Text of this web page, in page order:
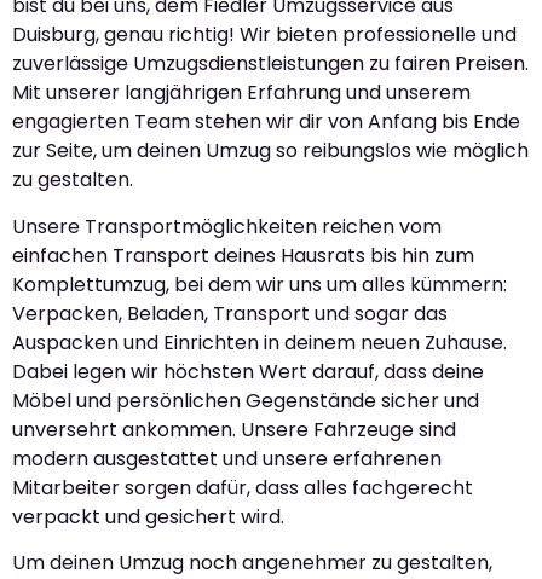
bist du bei uns, dem Fiedler Umzugsservice aus
Duisburg, genau richtig! Wir bieten professionelle und
zuverlässige Umzugsdienstleistungen zu fairen Preisen.
Mit unserer langjährigen Erfahrung und unserem
engagierten Team stehen wir dir von Anfang bis Ende
zur Seite, um deinen Umzug so reibungslos wie möglich
zu gestalten.
Unsere Transportmöglichkeiten reichen vom
einfachen Transport deines Hausrats bis hin zum
Komplettumzug, bei dem wir uns um alles kümmern:
Verpacken, Beladen, Transport und sogar das
Auspacken und Einrichten in deinem neuen Zuhause.
Dabei legen wir höchsten Wert darauf, dass deine
Möbel und persönlichen Gegenstände sicher und
unversehrt ankommen. Unsere Fahrzeuge sind
modern ausgestattet und unsere erfahrenen
Mitarbeiter sorgen dafür, dass alles fachgerecht
verpackt und gesichert wird.
Um deinen Umzug noch angenehmer zu gestalten,